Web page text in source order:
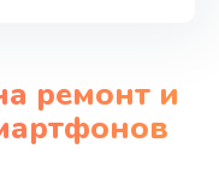
ремонт и